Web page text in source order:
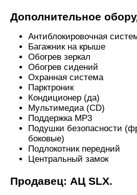
Дополнительное
Антиблокировочная
Багажник на крыше
Обогрев зеркал
Обогрев сидений
Охранная система
Парктроник
Кондиционер (да)
Мультимедиа (CD)
Поддержка MP3
Подушки безопасности
боковые)
Подлокотник передний
Центральный замок
Продавец: АЦ SLX.